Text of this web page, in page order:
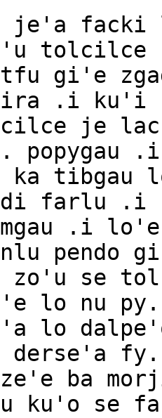
je'a facki
tolcilce
gi'e
.i ku'i
je
ka
farlu .i
.i
zo'u se
lo nu
lo
derse'a
ba
ku'o se